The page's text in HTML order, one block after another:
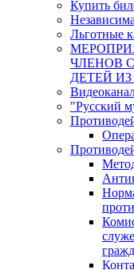
Купить
Льготные
ЧЛЕНОВ
ДЕТЕЙ
"Русский